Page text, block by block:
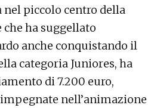
nel piccolo centro della
che ha suggellato
anche conquistando il
categoria Juniores, ha
di 7.200 euro,
nell’animazione